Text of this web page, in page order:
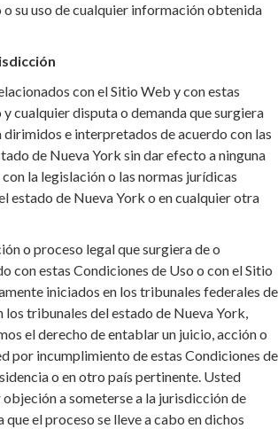
su uso de cualquier información obtenida
con el Sitio Web y con estas
cualquier disputa o demanda que surgiera
dirimidos e interpretados de acuerdo con las
de Nueva York sin dar efecto a ninguna
la legislación o las normas jurídicas
estado de Nueva York o en cualquier otra
o proceso legal que surgiera de o
con estas Condiciones de Uso o con el Sitio
iniciados en los tribunales federales de
los tribunales del estado de Nueva York,
el derecho de entablar un juicio, acción o
por incumplimiento de estas Condiciones de
o en otro país pertinente. Usted
a someterse a la jurisdicción de
el proceso se lleve a cabo en dichos